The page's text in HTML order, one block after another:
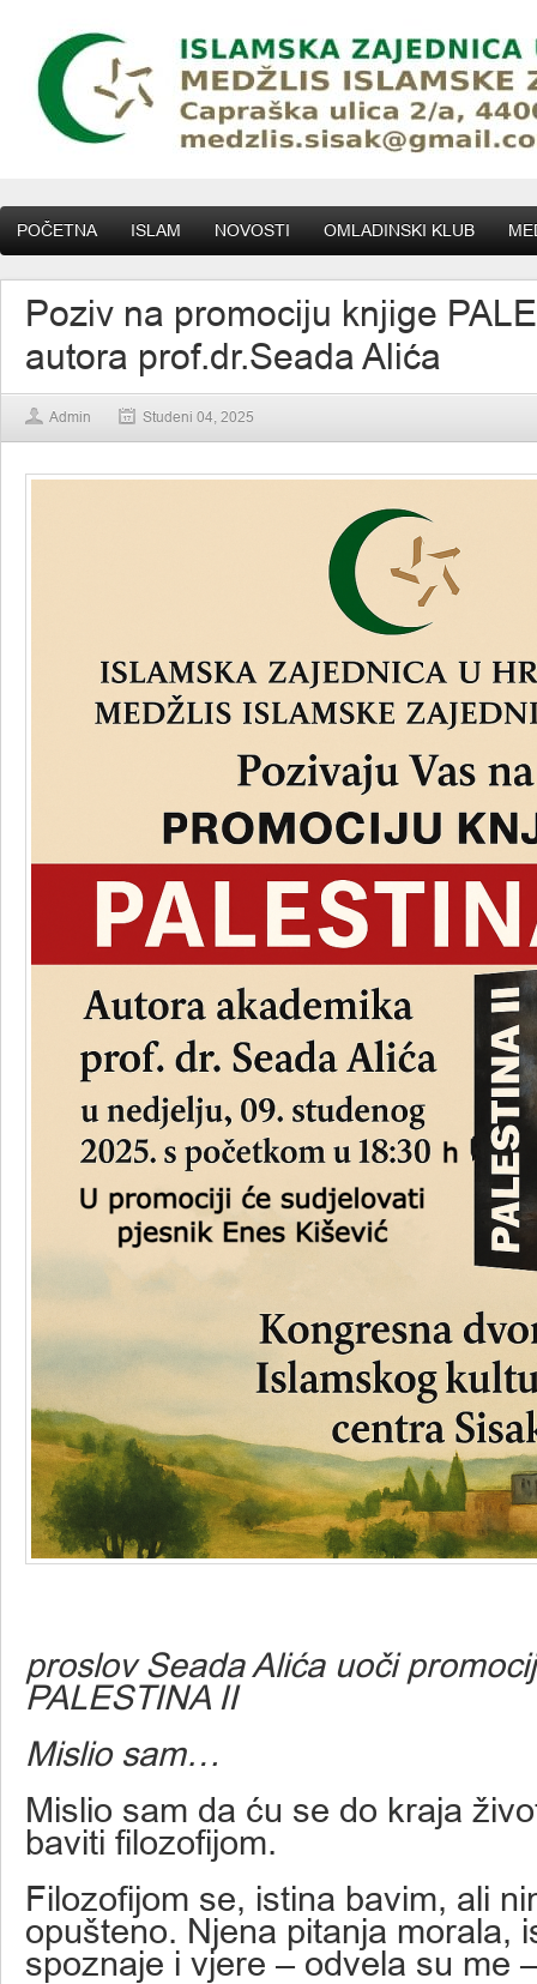
POČETNA ISLAM NOVOSTI OMLADINSKI KLUB
Poziv na promociju knjige
autora prof.dr.Seada Alića
Admin Studeni 04, 2025
proslov Seada Alića uoči
PALESTINA II
Mislio sam…
Mislio sam da ću se do kraja
baviti filozofijom.
Filozofijom se, istina bavim, ali
opušteno. Njena pitanja morala,
spoznaje i vjere – odvela su me